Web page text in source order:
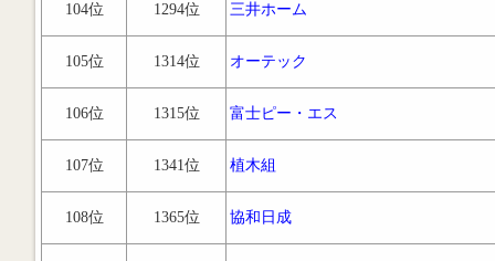
104位 1294位 三井ホーム
105位 1314位 オーテック
106位 1315位 富士ピー・エス
107位 1341位 植木組
108位 1365位 協和日成